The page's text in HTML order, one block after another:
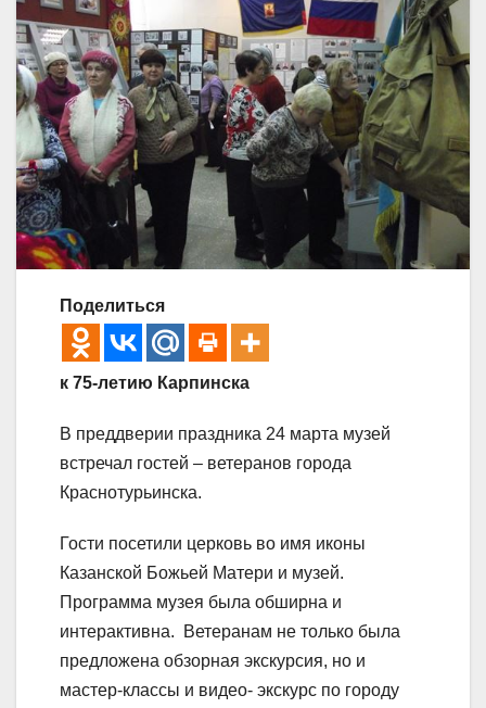
Поделиться
к 75-летию Карпинска
В преддверии праздника 24 марта музей
встречал гостей – ветеранов города
Краснотурьинска.
Гости посетили церковь во имя иконы
Казанской Божьей Матери и музей.
Программа музея была обширна и
интерактивна. Ветеранам не только была
предложена обзорная экскурсия, но и
мастер-классы и видео- экскурс по городу